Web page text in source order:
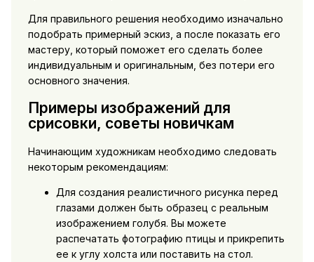
Для правильного решения необходимо изначально
подобрать примерный эскиз, а после показать его
мастеру, который поможет его сделать более
индивидуальным и оригинальным, без потери его
основного значения.
Примеры изображений для
срисовки, советы новичкам
Начинающим художникам необходимо следовать
некоторым рекомендациям:
Для создания реалистичного рисунка перед
глазами должен быть образец с реальным
изображением голубя. Вы можете
распечатать фотографию птицы и прикрепить
ее к углу холста или поставить на стол.